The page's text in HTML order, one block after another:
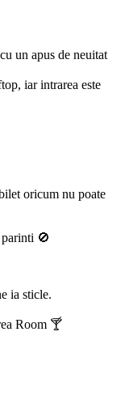
un apus de neuitat
iar intrarea este
oricum nu poate
🚫
ia sticle.
Room 🍸